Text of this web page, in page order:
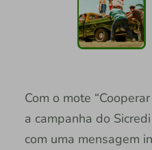
Com o mote
a campanha do
com uma mensagem